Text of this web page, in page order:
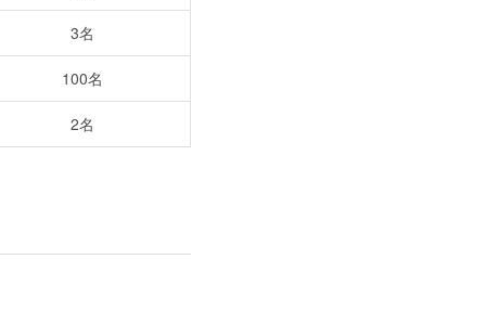
3名
100名
2名